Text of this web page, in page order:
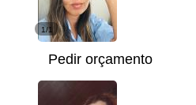
1/1
Pedir orçamento